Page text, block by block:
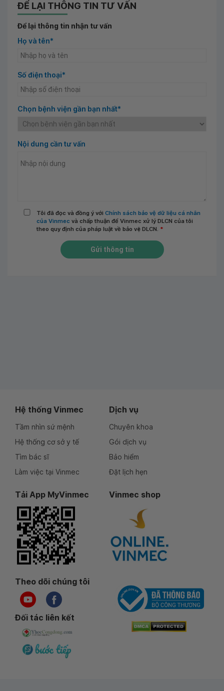
ĐỂ LẠI THÔNG TIN TƯ VẤN
Để lại thông tin nhận tư vấn
Họ và tên*
Số điện thoại*
Chọn bệnh viện gần bạn nhất*
Nội dung cần tư vấn
Tôi đã đọc và đồng ý với Chính sách bảo vệ dữ liệu cá nhân
của Vinmec và chấp thuận để Vinmec xử lý DLCN của tôi
theo quy định của pháp luật về bảo vệ DLCN. *
Gửi thông tin
Hệ thống Vinmec
Tầm nhìn sứ mệnh
Hệ thống cơ sở y tế
Tìm bác sĩ
Làm việc tại Vinmec
Dịch vụ
Chuyên khoa
Gói dịch vụ
Bảo hiểm
Đặt lịch hẹn
Tải App MyVinmec Vinmec shop
Theo dõi chúng tôi
Đối tác liên kết